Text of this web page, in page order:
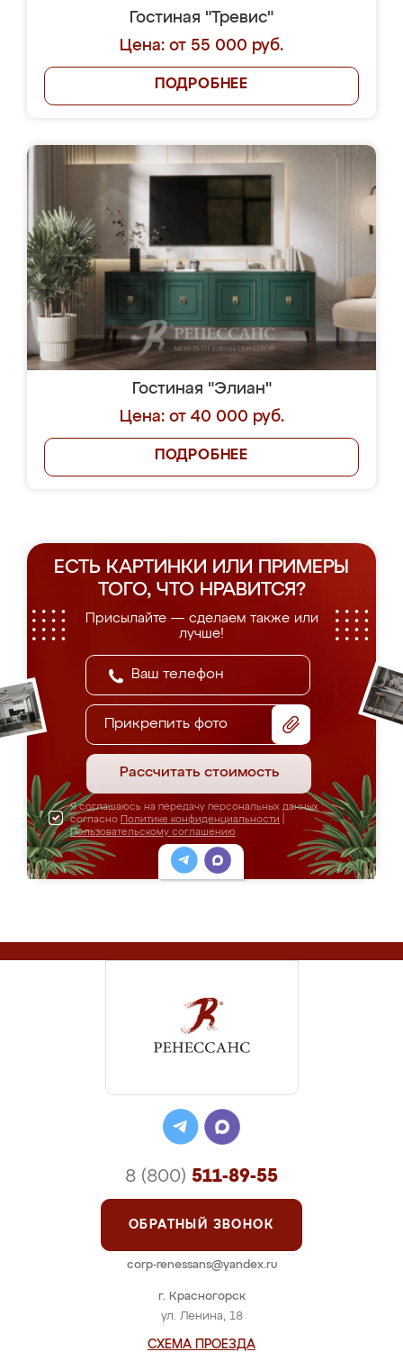
Гостиная "Тревис"
Цена: от 55 000 руб.
ПОДРОБНЕЕ
Гостиная "Элиан"
Цена: от 40 000 руб.
ПОДРОБНЕЕ
ЕСТЬ КАРТИНКИ ИЛИ ПРИМЕРЫ
ТОГО, ЧТО НРАВИТСЯ?
Присылайте — сделаем также или
лучше!
Прикрепить фото
Рассчитать стоимость
Я соглашаюсь на передачу персональных данных
согласно Политике конфиденциальности
Пользовательскому соглашению
г. Красногорск
ул. Ленина, 18
СХЕМА ПРОЕЗДА
8 (800) 511-89-55
ОБРАТНЫЙ ЗВОНОК
corp-renessans@yandex.ru